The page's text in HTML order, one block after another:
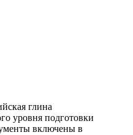
глина
уровня подготовки
включены в